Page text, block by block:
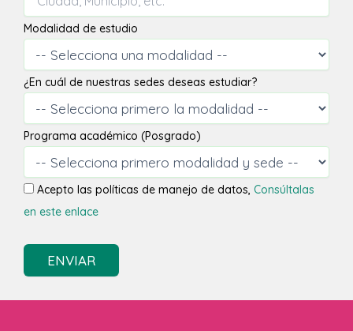
Modalidad de estudio
¿En cuál de nuestras sedes deseas estudiar?
Programa académico (Posgrado)
Acepto las políticas de manejo de datos, Consúltalas
en este enlace
ENVIAR